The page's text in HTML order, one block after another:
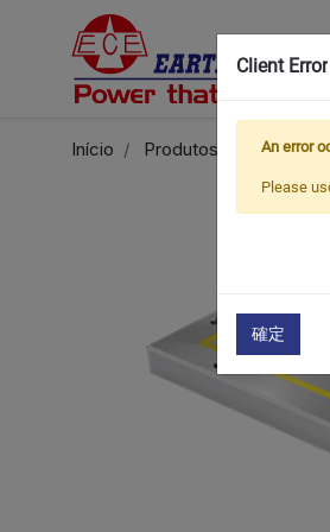
Início Produtos
Client Error
An error
Please
確定